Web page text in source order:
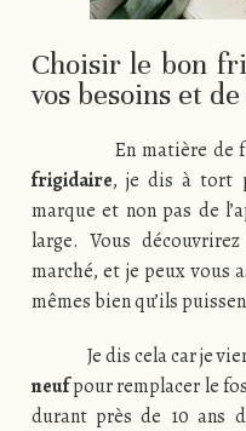
Choisir le bon
vos besoins et
En matière de
frigidaire, je dis à tort
marque et non pas de
large. Vous
marché, et je peux vous
mêmes bien qu’ils
Je dis cela car je
neufpour remplacer le
durant près de 10 ans